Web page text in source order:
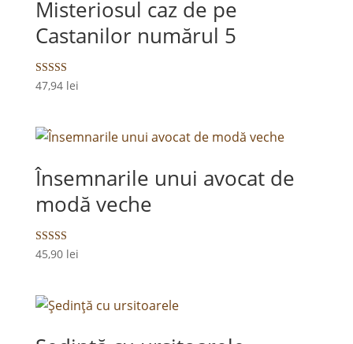
Misteriosul caz de pe
Castanilor numărul 5
Evaluat la
5.00
47,94 lei
Însemnarile unui avocat de
modă veche
Evaluat la
5.00
45,90 lei